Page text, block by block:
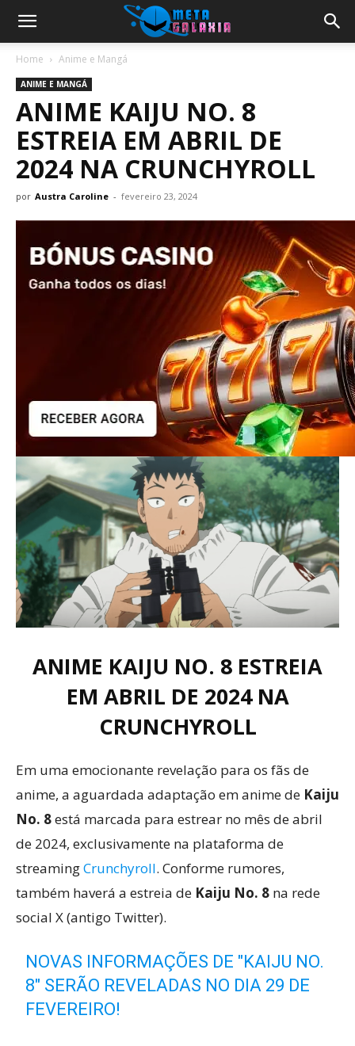
Home Anime e Mangá
ANIME E MANGÁ
ANIME KAIJU NO. 8
ESTREIA EM ABRIL DE
2024 NA CRUNCHYROLL
por Austra Caroline - fevereiro 23, 2024
ANIME KAIJU NO. 8 ESTREIA
EM ABRIL DE 2024 NA
CRUNCHYROLL
Em uma emocionante revelação para os fãs de
anime, a aguardada adaptação em anime de Kaiju
No. 8está marcada para estrear no mês de abril
de 2024, exclusivamente na plataforma de
streamingCrunchyroll. Conforme rumores,
também haverá a estreia de Kaiju No. 8 na rede
social X (antigo Twitter).
NOVAS INFORMAÇÕES DE "KAIJU NO.
8" SERÃO REVELADAS NO DIA 29 DE
FEVEREIRO!